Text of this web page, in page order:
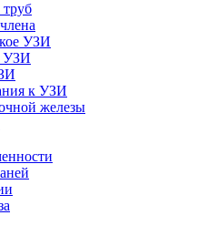
УЗИ
УЗИ
к УЗИ
железы